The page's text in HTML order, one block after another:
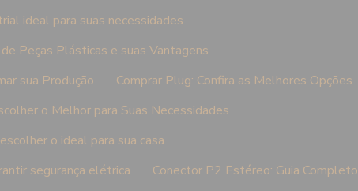
ideal para suas necessidades
Peças Plásticas e suas Vantagens
sua Produção
Comprar Plug: Confira as Melhores Opções
o Melhor para Suas Necessidades
o ideal para sua casa
segurança elétrica
Conector P2 Estéreo: Guia Completo